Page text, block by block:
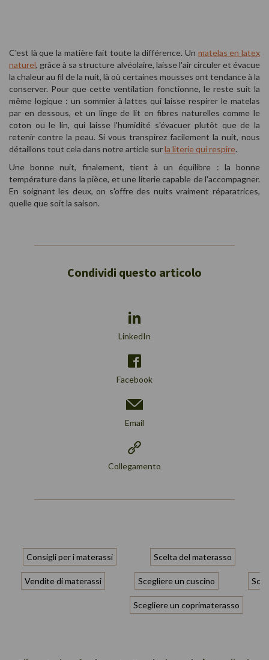
C'est là que la matière fait toute la différence. Un matelas en latex
naturel, grâce à sa structure alvéolaire, laisse l'air circuler et évacue
la chaleur au fil de la nuit, là où certaines mousses ont tendance à la
conserver. Pour que cette ventilation fonctionne, le reste suit la
même logique : un sommier à lattes qui laisse respirer le matelas
par en dessous, et un linge de lit en fibres naturelles comme le
coton ou le lin, qui laisse l'humidité s'évacuer plutôt que de la
retenir contre la peau. Si vous transpirez facilement la nuit, nous
détaillons tout cela dans notre article surla literie qui respire.
Une bonne nuit, finalement, tient à un équilibre : la bonne
température dans la pièce, et une literie capable de l'accompagner.
En soignant les deux, on s'offre des nuits vraiment réparatrices,
quelle que soit la saison.
Condividi questo articolo
LinkedIn
Facebook
Email
Collegamento
Consigli per i materassi Scelta del materasso
Vendite di materassi Scegliere un cuscino
Scegliere un coprimaterasso